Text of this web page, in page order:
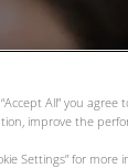
“Accept All” you
improve the
Settings” for